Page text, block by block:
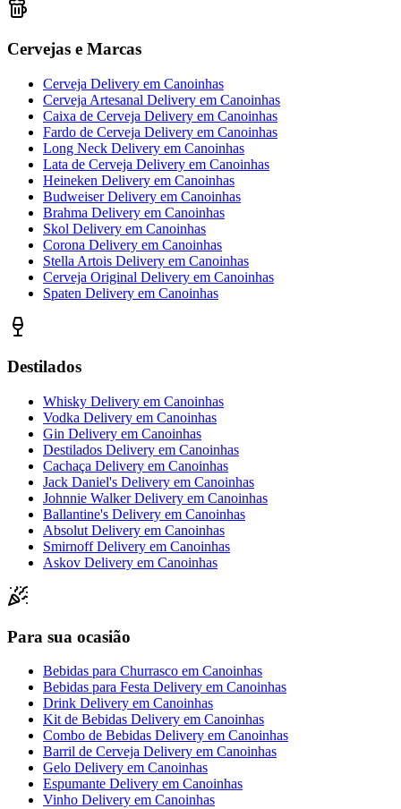
Cervejas e Marcas
Cerveja Delivery em Canoinhas
Cerveja Artesanal Delivery em Canoinhas
Caixa de Cerveja Delivery em Canoinhas
Fardo de Cerveja Delivery em Canoinhas
Long Neck Delivery em Canoinhas
Lata de Cerveja Delivery em Canoinhas
Heineken Delivery em Canoinhas
Budweiser Delivery em Canoinhas
Brahma Delivery em Canoinhas
Skol Delivery em Canoinhas
Corona Delivery em Canoinhas
Stella Artois Delivery em Canoinhas
Cerveja Original Delivery em Canoinhas
Spaten Delivery em Canoinhas
Destilados
Whisky Delivery em Canoinhas
Vodka Delivery em Canoinhas
Gin Delivery em Canoinhas
Destilados Delivery em Canoinhas
Cachaça Delivery em Canoinhas
Jack Daniel's Delivery em Canoinhas
Johnnie Walker Delivery em Canoinhas
Ballantine's Delivery em Canoinhas
Absolut Delivery em Canoinhas
Smirnoff Delivery em Canoinhas
Askov Delivery em Canoinhas
Para sua ocasião
Bebidas para Churrasco em Canoinhas
Bebidas para Festa Delivery em Canoinhas
Drink Delivery em Canoinhas
Kit de Bebidas Delivery em Canoinhas
Combo de Bebidas Delivery em Canoinhas
Barril de Cerveja Delivery em Canoinhas
Gelo Delivery em Canoinhas
Espumante Delivery em Canoinhas
Vinho Delivery em Canoinhas